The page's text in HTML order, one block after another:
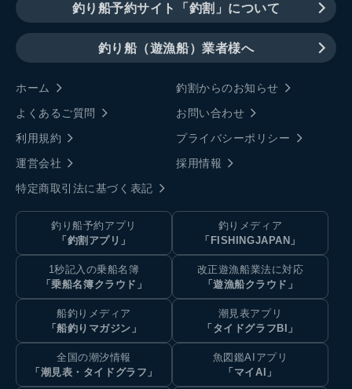
釣り船予約サイト「釣割」について
釣り船（遊漁船）業者様へ
ホーム
釣割からのお知らせ
よくあるご質問
お問い合わせ
利用規約
プライバシーポリシー
運営会社
採用情報
特定商取引法に基づく表記
釣り船予約アプリ
「釣割アプリ」
釣りメディア
「FISHINGJAPAN」
1秒記入の乗船名簿
「乗船名簿クラウド」
改正遊漁船業法に対応
「遊漁船クラウド」
船釣りメディア
「船釣りマガジン」
潮見表アプリ
「タイドグラフBI」
全国の潮汐情報
「潮見表・タイドグラフ」
魚図鑑AIアプリ
「マイAI」